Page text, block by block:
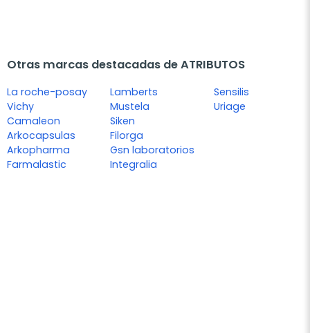
Otras marcas destacadas de ATRIBUTOS
La roche-posay
Vichy
Camaleon
Arkocapsulas
Arkopharma
Farmalastic
Lamberts
Mustela
Siken
Filorga
Gsn laboratorios
Integralia
Sensilis
Uriage